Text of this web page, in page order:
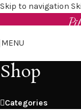
Skip to navigation
Boucles
MENU
Shop
Categories